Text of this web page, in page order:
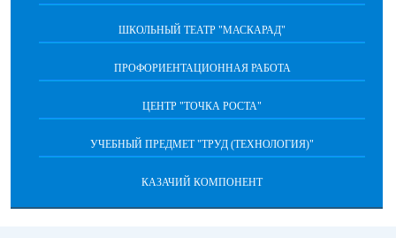
ШКОЛЬНЫЙ ТЕАТР "МАСКАРАД"
ПРОФОРИЕНТАЦИОННАЯ РАБОТА
ЦЕНТР "ТОЧКА РОСТА"
УЧЕБНЫЙ ПРЕДМЕТ "ТРУД (ТЕХНОЛОГИЯ)"
КАЗАЧИЙ КОМПОНЕНТ